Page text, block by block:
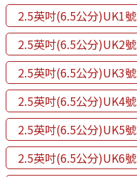
2.5英吋(6.5公分)UK1號
2.5英吋(6.5公分)UK2號
2.5英吋(6.5公分)UK3號
2.5英吋(6.5公分)UK4號
2.5英吋(6.5公分)UK5號
2.5英吋(6.5公分)UK6號